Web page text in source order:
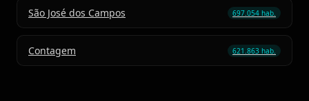
São José dos Campos 697.054 hab.
Contagem 621.863 hab.